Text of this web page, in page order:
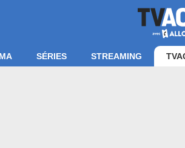
SÉRIES STREAMING